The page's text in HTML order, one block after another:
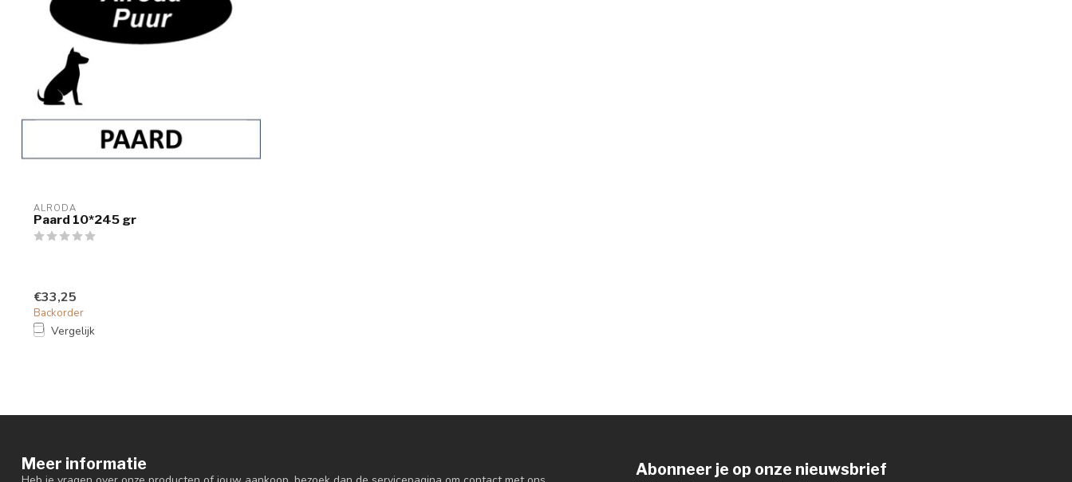
ALRODA
Paard 10*245 gr
€33,25
Backorder
Vergelijk
Meer informatie Abonneer je op onze nieuwsbrief